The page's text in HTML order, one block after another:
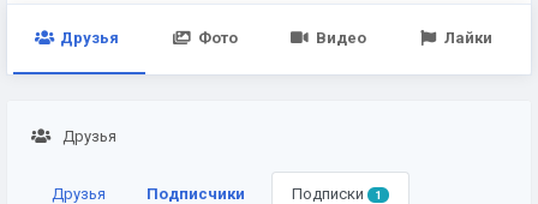
Друзья Фото Видео Лайки
Друзья
Друзья Подписчики Подписки 1